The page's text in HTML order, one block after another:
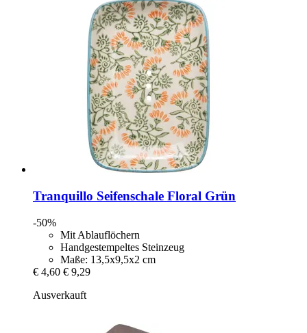
Tranquillo Seifenschale Floral Grün
-50%
Mit Ablauflöchern
Handgestempeltes Steinzeug
Maße: 13,5x9,5x2 cm
€ 4,60 € 9,29
Ausverkauft